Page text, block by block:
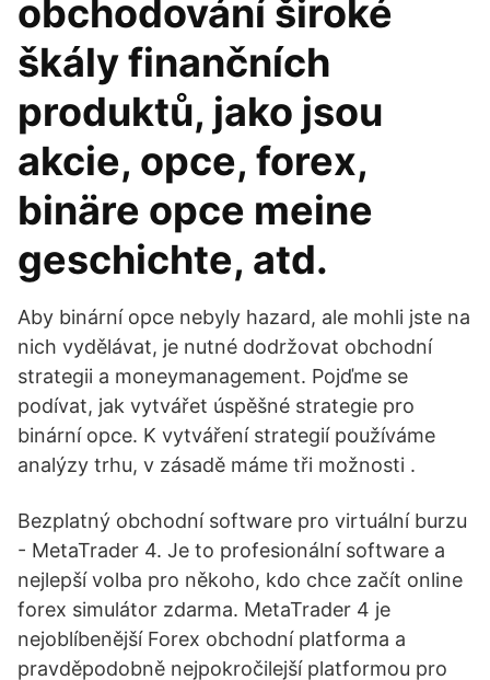
obchodování široké
škály finančních
produktů, jako jsou
akcie, opce, forex,
binäre opce meine
geschichte, atd.
Aby binární opce nebyly hazard, ale mohli jste na
nich vydělávat, je nutné dodržovat obchodní
strategii a moneymanagement. Pojďme se
podívat, jak vytvářet úspěšné strategie pro
binární opce. K vytváření strategií používáme
analýzy trhu, v zásadě máme tři možnosti .
Bezplatný obchodní software pro virtuální burzu
- MetaTrader 4. Je to profesionální software a
nejlepší volba pro někoho, kdo chce začít online
forex simulátor zdarma. MetaTrader 4 je
nejoblíbenější Forex obchodní platforma a
pravděpodobně nejpokročilejší platformou pro